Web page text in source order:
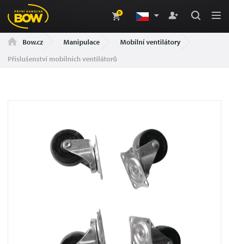
0
Bow.cz Manipulace
Mobilní ventilátory
Příslušenství mobilních ventilátorů